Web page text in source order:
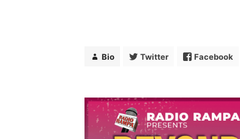
Bio Twitter Facebook